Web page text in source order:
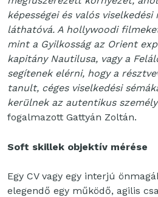
képességei és valós
láthatóvá. A hollywoodi
mint a Gyilkosság az Orient
kapitány Nautilusa, vagy a
segítenek elérni, hogy a
tanult, céges viselkedési
kerülnek az autentikus
fogalmazott Gattyán Zoltán.
Soft skillek objektív mérése
Egy CV vagy egy interjú
elegendő egy működő, agilis